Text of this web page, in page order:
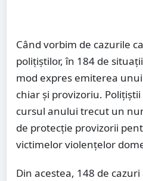
Când vorbim de cazurile
polițiștilor, în 184 de
mod expres emiterea
chiar și provizoriu.
cursul anului trecut un
de protecție provizorii
victimelor violențelor
Din acestea, 148 de